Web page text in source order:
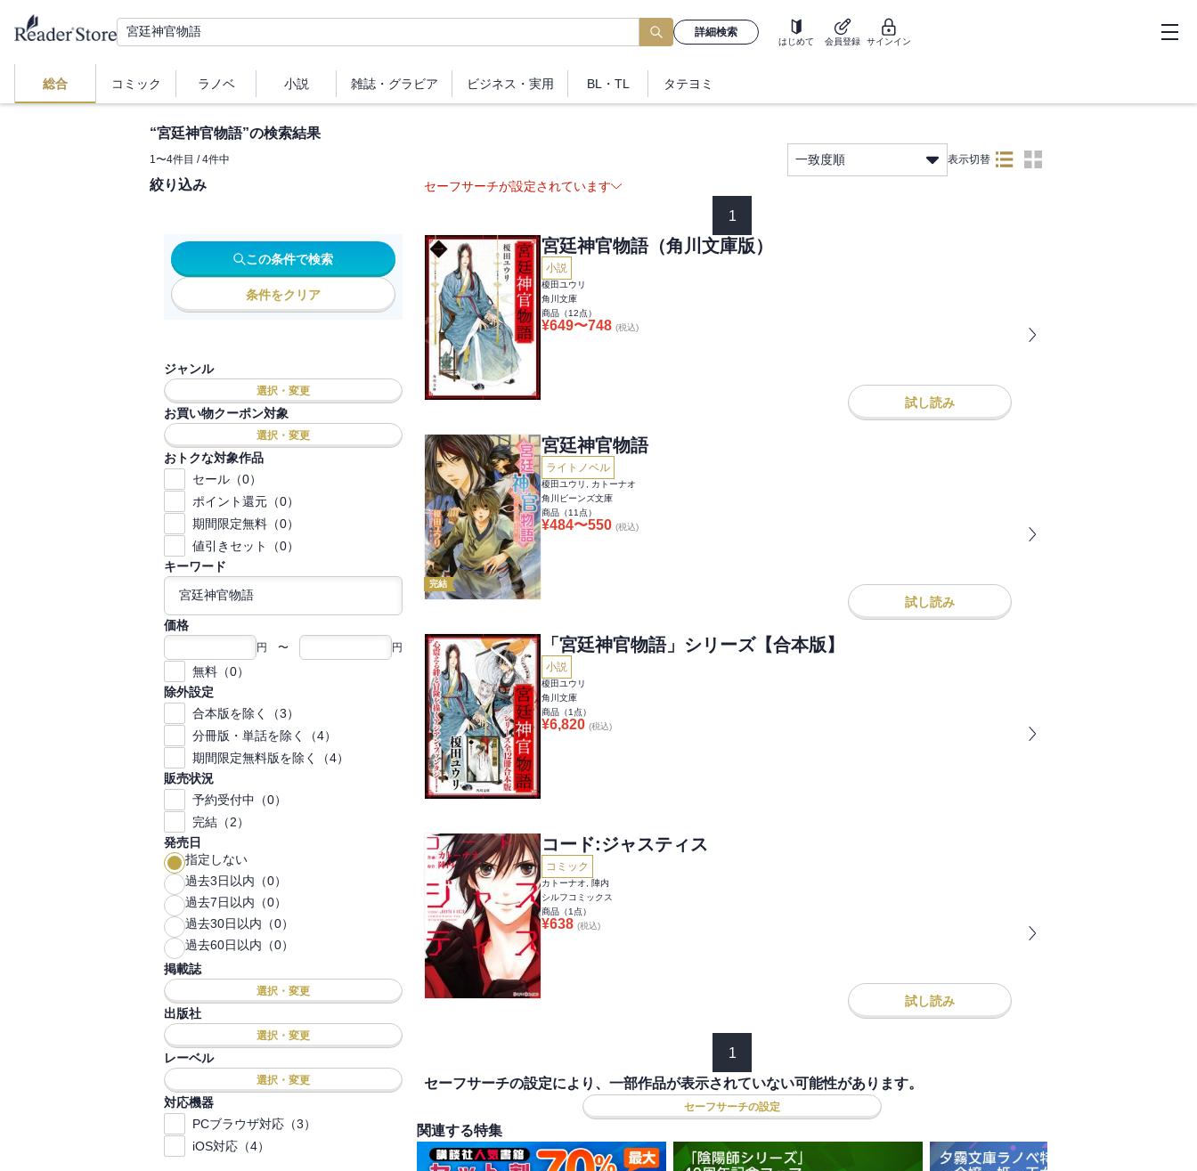
詳細検索
はじめて 会員登録 サインイン
総合 コミック ラノベ 小説 雑誌・ グラビア ビジネス ・実用 BL・TL タテヨミ
“宮廷神官物語”の検索結果
1〜4件目 / 4件中 一致度順 表示切替
絞り込み
この条件で検索
条件をクリア
ジャンル
選択・変更
お買い物クーポン対象
選択・変更
おトクな対象作品
セール（0）
ポイント還元（0）
期間限定無料（0）
値引きセット（0）
キーワード
価格
円 〜 円
無料（0）
除外設定
合本版を除く（3）
分冊版・単話を除く（4）
期間限定無料版を除く（4）
販売状況
予約受付中（0）
完結（2）
発売日
指定しない
過去3日以内（0）
過去7日以内（0）
過去30日以内（0）
過去60日以内（0）
掲載誌
選択・変更
出版社
選択・変更
レーベル
選択・変更
対応機器
PCブラウザ対応（3）
iOS対応（4）
セーフサーチが設定されています
1
宮廷神官物語（角川文庫版）
小説
榎田ユウリ
角川文庫
商品（12点）
¥649〜748 (税込)
試し読み
完結
宮廷神官物語
ライトノベル
榎田ユウリ, カトーナオ
角川ビーンズ文庫
商品（11 点）
¥484〜550 (税込)
試し読み
「宮廷神官物語」シリーズ【合本版】
小説
榎田ユウリ
角川文庫
商品（1 点）
¥6,820 (税込)
コード:ジャスティス
コミック
カトーナオ, 陣内
シルフコミックス
商品（1 点）
¥638 (税込)
試し読み
1
セーフサーチの設定により、一部作品が表示されていない可能性があります。
セーフサーチの設定
関連する特集